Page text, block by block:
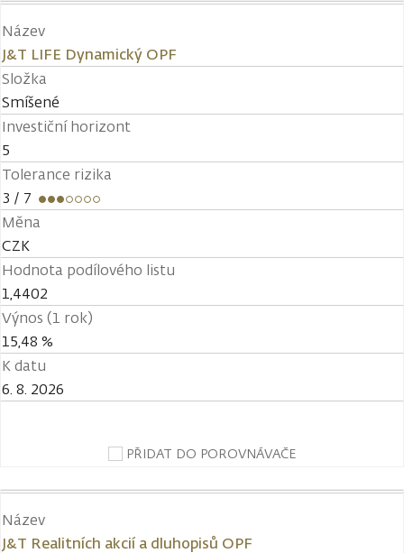
Název
J&T LIFE Dynamický OPF
Složka
Smíšené
Investiční horizont
5
Tolerance rizika
3 / 7
Měna
CZK
Hodnota podílového listu
1,4402
Výnos (1 rok)
15,48 %
K datu
6. 8. 2026
PŘIDAT DO POROVNÁVAČE
Název
J&T Realitních akcií a dluhopisů OPF